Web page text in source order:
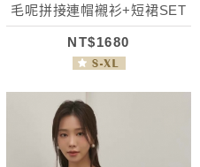
毛呢拼接連帽襯衫+短裙SET
NT$1680